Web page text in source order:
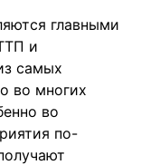
главными
и
самых
во многих
во
по-